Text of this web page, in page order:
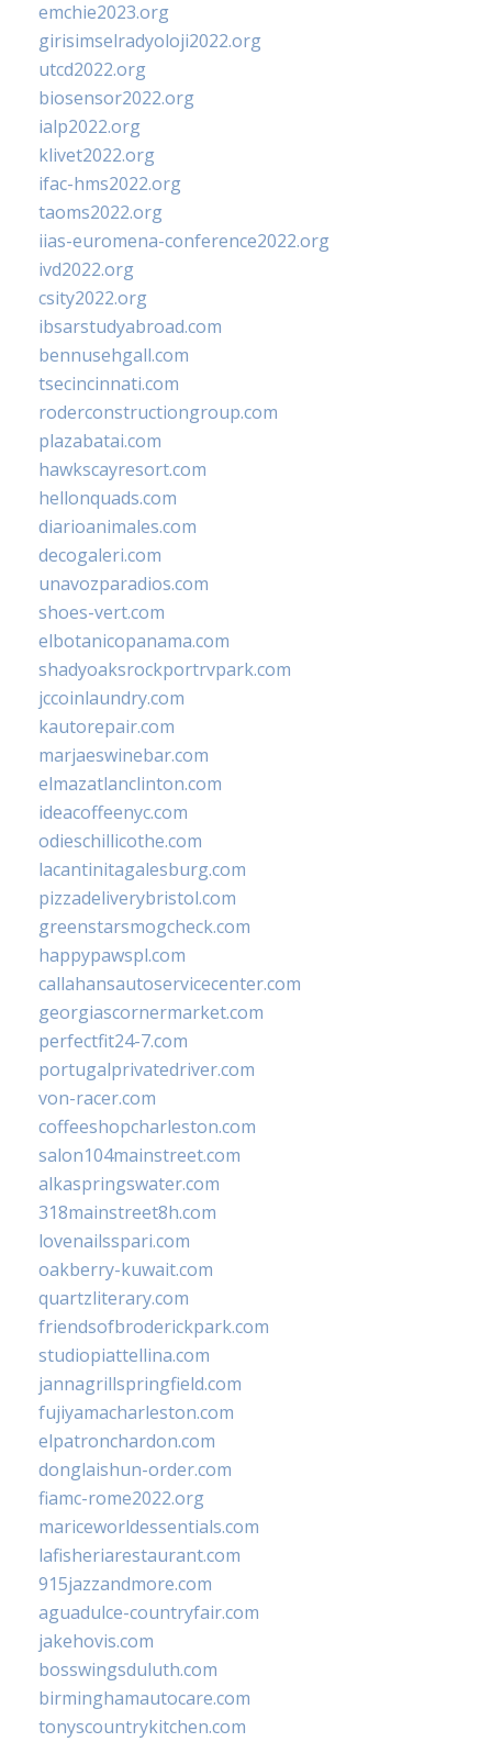
emchie2023.org
girisimselradyoloji2022.org
utcd2022.org
biosensor2022.org
ialp2022.org
klivet2022.org
ifac-hms2022.org
taoms2022.org
iias-euromena-conference2022.org
ivd2022.org
csity2022.org
ibsarstudyabroad.com
bennusehgall.com
tsecincinnati.com
roderconstructiongroup.com
plazabatai.com
hawkscayresort.com
hellonquads.com
diarioanimales.com
decogaleri.com
unavozparadios.com
shoes-vert.com
elbotanicopanama.com
shadyoaksrockportrvpark.com
jccoinlaundry.com
kautorepair.com
marjaeswinebar.com
elmazatlanclinton.com
ideacoffeenyc.com
odieschillicothe.com
lacantinitagalesburg.com
pizzadeliverybristol.com
greenstarsmogcheck.com
happypawspl.com
callahansautoservicecenter.com
georgiascornermarket.com
perfectfit24-7.com
portugalprivatedriver.com
von-racer.com
coffeeshopcharleston.com
salon104mainstreet.com
alkaspringswater.com
318mainstreet8h.com
lovenailsspari.com
oakberry-kuwait.com
quartzliterary.com
friendsofbroderickpark.com
studiopiattellina.com
jannagrillspringfield.com
fujiyamacharleston.com
elpatronchardon.com
donglaishun-order.com
fiamc-rome2022.org
mariceworldessentials.com
lafisheriarestaurant.com
915jazzandmore.com
aguadulce-countryfair.com
jakehovis.com
bosswingsduluth.com
birminghamautocare.com
tonyscountrykitchen.com